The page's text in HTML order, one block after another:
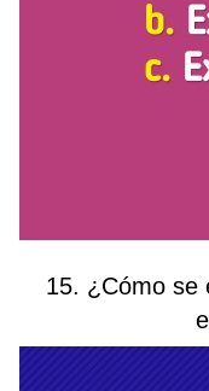
15. ¿Cómo se